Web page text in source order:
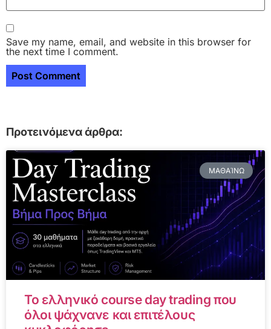
Save my name, email, and website in this browser for
the next time I comment.
Προτεινόμενα άρθρα:
ΜΑΘΑΊΝΩ
Το ελληνικό course day trading που
όλοι ψάχνανε και επιτέλους